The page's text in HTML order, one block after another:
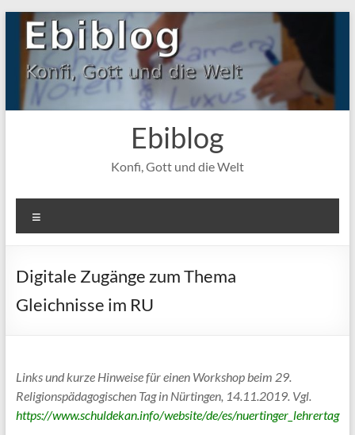
Zum
Inhalt
springen
Ebiblog
Konfi, Gott und die Welt
Digitale Zugänge zum Thema
Gleichnisse im RU
Links und kurze Hinweise für einen Workshop beim 29.
Religionspädagogischen Tag in Nürtingen, 14.11.2019. Vgl.
https://www.schuldekan.info/website/de/es/nuertinger_lehrertag